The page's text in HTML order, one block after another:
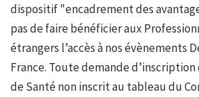
dispositif "encadrement des
pas de faire bénéficier aux
étrangers l’accès à nos évènements
France. Toute demande d’inscription
de Santé non inscrit au tableau du